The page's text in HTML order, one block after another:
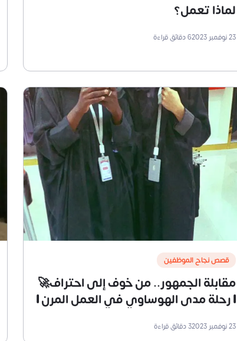
لماذا تعمل؟
23 نوفمبر 2023 6دقائق قراءة
قصص نجاح الموظفين
مقابلة الجمهور.. من خوف إلى احتراف🚀
| رحلة مدى الهوساوي في العمل المرن |
23 نوفمبر 2023 3دقائق قراءة